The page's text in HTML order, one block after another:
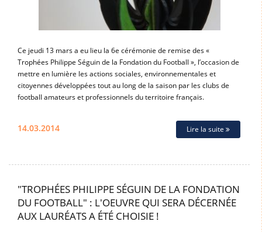
Ce jeudi 13 mars a eu lieu la 6e cérémonie de remise des «
Trophées Philippe Séguin de la Fondation du Football », l’occasion de
mettre en lumière les actions sociales, environnementales et
citoyennes développées tout au long de la saison par les clubs de
football amateurs et professionnels du territoire français.
14.03.2014 Lire la suite
"TROPHÉES PHILIPPE SÉGUIN DE LA FONDATION
DU FOOTBALL" : L'OEUVRE QUI SERA DÉCERNÉE
AUX LAURÉATS A ÉTÉ CHOISIE !